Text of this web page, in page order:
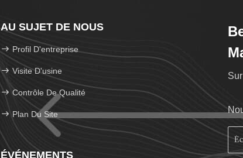
AU SUJET DE NOUS
Profil D'entreprise
Visite D'usine
Contrôle De Qualité
Plan Du Site
ÉVÉNEMENTS